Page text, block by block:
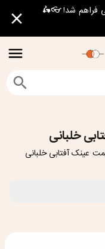
فراهم شد! 👓🛵
خلبانی
عینک آفتابی خلبانی